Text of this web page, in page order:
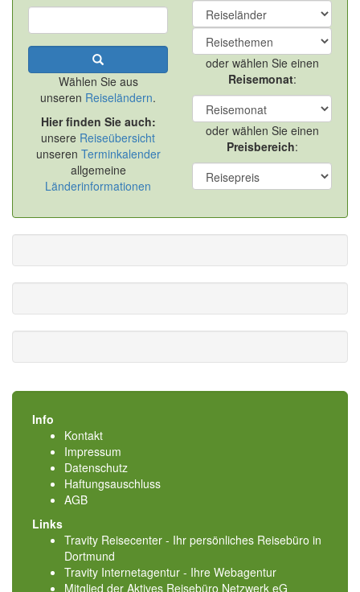
Wählen Sie aus
unseren Reiseländern.
Hier finden Sie auch:
unsere Reiseübersicht
unseren Terminkalender
allgemeine
Länderinformationen
oder wählen Sie einen
Reisemonat:
oder wählen Sie einen
Preisbereich:
Info
Kontakt
Impressum
Datenschutz
Haftungsauschluss
AGB
Links
Travity Reisecenter - Ihr persönliches Reisebüro in
Dortmund
Travity Internetagentur - Ihre Webagentur
Mitglied der Aktives Reisebüro Netzwerk eG